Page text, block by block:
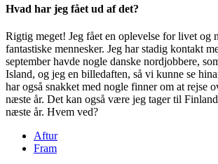
Hvad har jeg fået ud af det?
Rigtig meget! Jeg fået en oplevelse for livet og
fantastiske mennesker. Jeg har stadig kontakt
september havde nogle danske nordjobbere,
Island, og jeg en billedaften, så vi kunne se
har også snakket med nogle finner om at rejse
næste år. Det kan også være jeg tager til
næste år. Hvem ved?
Aftur
Fram